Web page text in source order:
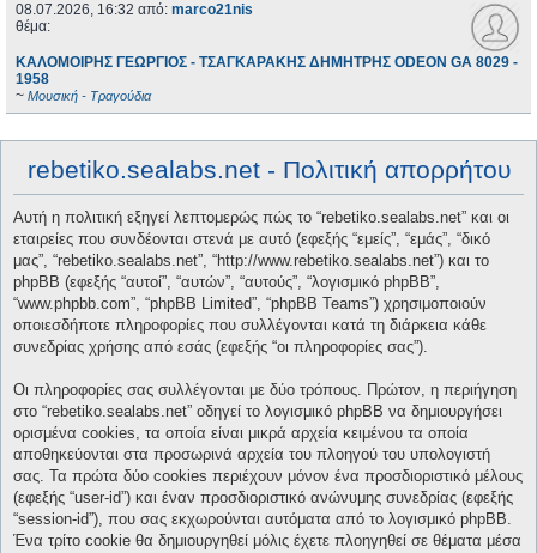
08.07.2026, 16:32 από: marco21nis
θέμα:
ΚΑΛΟΜΟΙΡΗΣ ΓΕΩΡΓΙΟΣ - ΤΣΑΓΚΑΡΑΚΗΣ ΔΗΜΗΤΡΗΣ ODEON GA 8029 -
1958
~ Μουσική - Τραγούδια
rebetiko.sealabs.net - Πολιτική απορρήτου
Αυτή η πολιτική εξηγεί λεπτομερώς πώς το “rebetiko.sealabs.net” και οι
εταιρείες που συνδέονται στενά με αυτό (εφεξής “εμείς”, “εμάς”, “δικό
μας”, “rebetiko.sealabs.net”, “http://www.rebetiko.sealabs.net”) και το
phpBB (εφεξής “αυτοί”, “αυτών”, “αυτούς”, “λογισμικό phpBB”,
“www.phpbb.com”, “phpBB Limited”, “phpBB Teams”) χρησιμοποιούν
οποιεσδήποτε πληροφορίες που συλλέγονται κατά τη διάρκεια κάθε
συνεδρίας χρήσης από εσάς (εφεξής “οι πληροφορίες σας”).
Οι πληροφορίες σας συλλέγονται με δύο τρόπους. Πρώτον, η περιήγηση
στο “rebetiko.sealabs.net” οδηγεί το λογισμικό phpBB να δημιουργήσει
ορισμένα cookies, τα οποία είναι μικρά αρχεία κειμένου τα οποία
αποθηκεύονται στα προσωρινά αρχεία του πλοηγού του υπολογιστή
σας. Τα πρώτα δύο cookies περιέχουν μόνον ένα προσδιοριστικό μέλους
(εφεξής “user-id”) και έναν προσδιοριστικό ανώνυμης συνεδρίας (εφεξής
“session-id”), που σας εκχωρούνται αυτόματα από το λογισμικό phpBB.
Ένα τρίτο cookie θα δημιουργηθεί μόλις έχετε πλοηγηθεί σε θέματα μέσα